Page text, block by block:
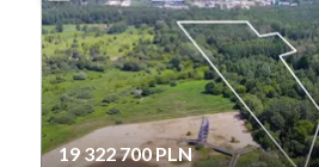
19 322 700 PLN